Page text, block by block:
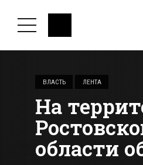
ВЛАСТЬ ЛЕНТА
На
области